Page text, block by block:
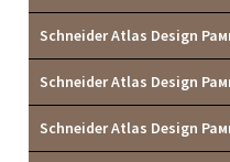
Schneider Atlas Design
Schneider Atlas Design
Schneider Atlas Design